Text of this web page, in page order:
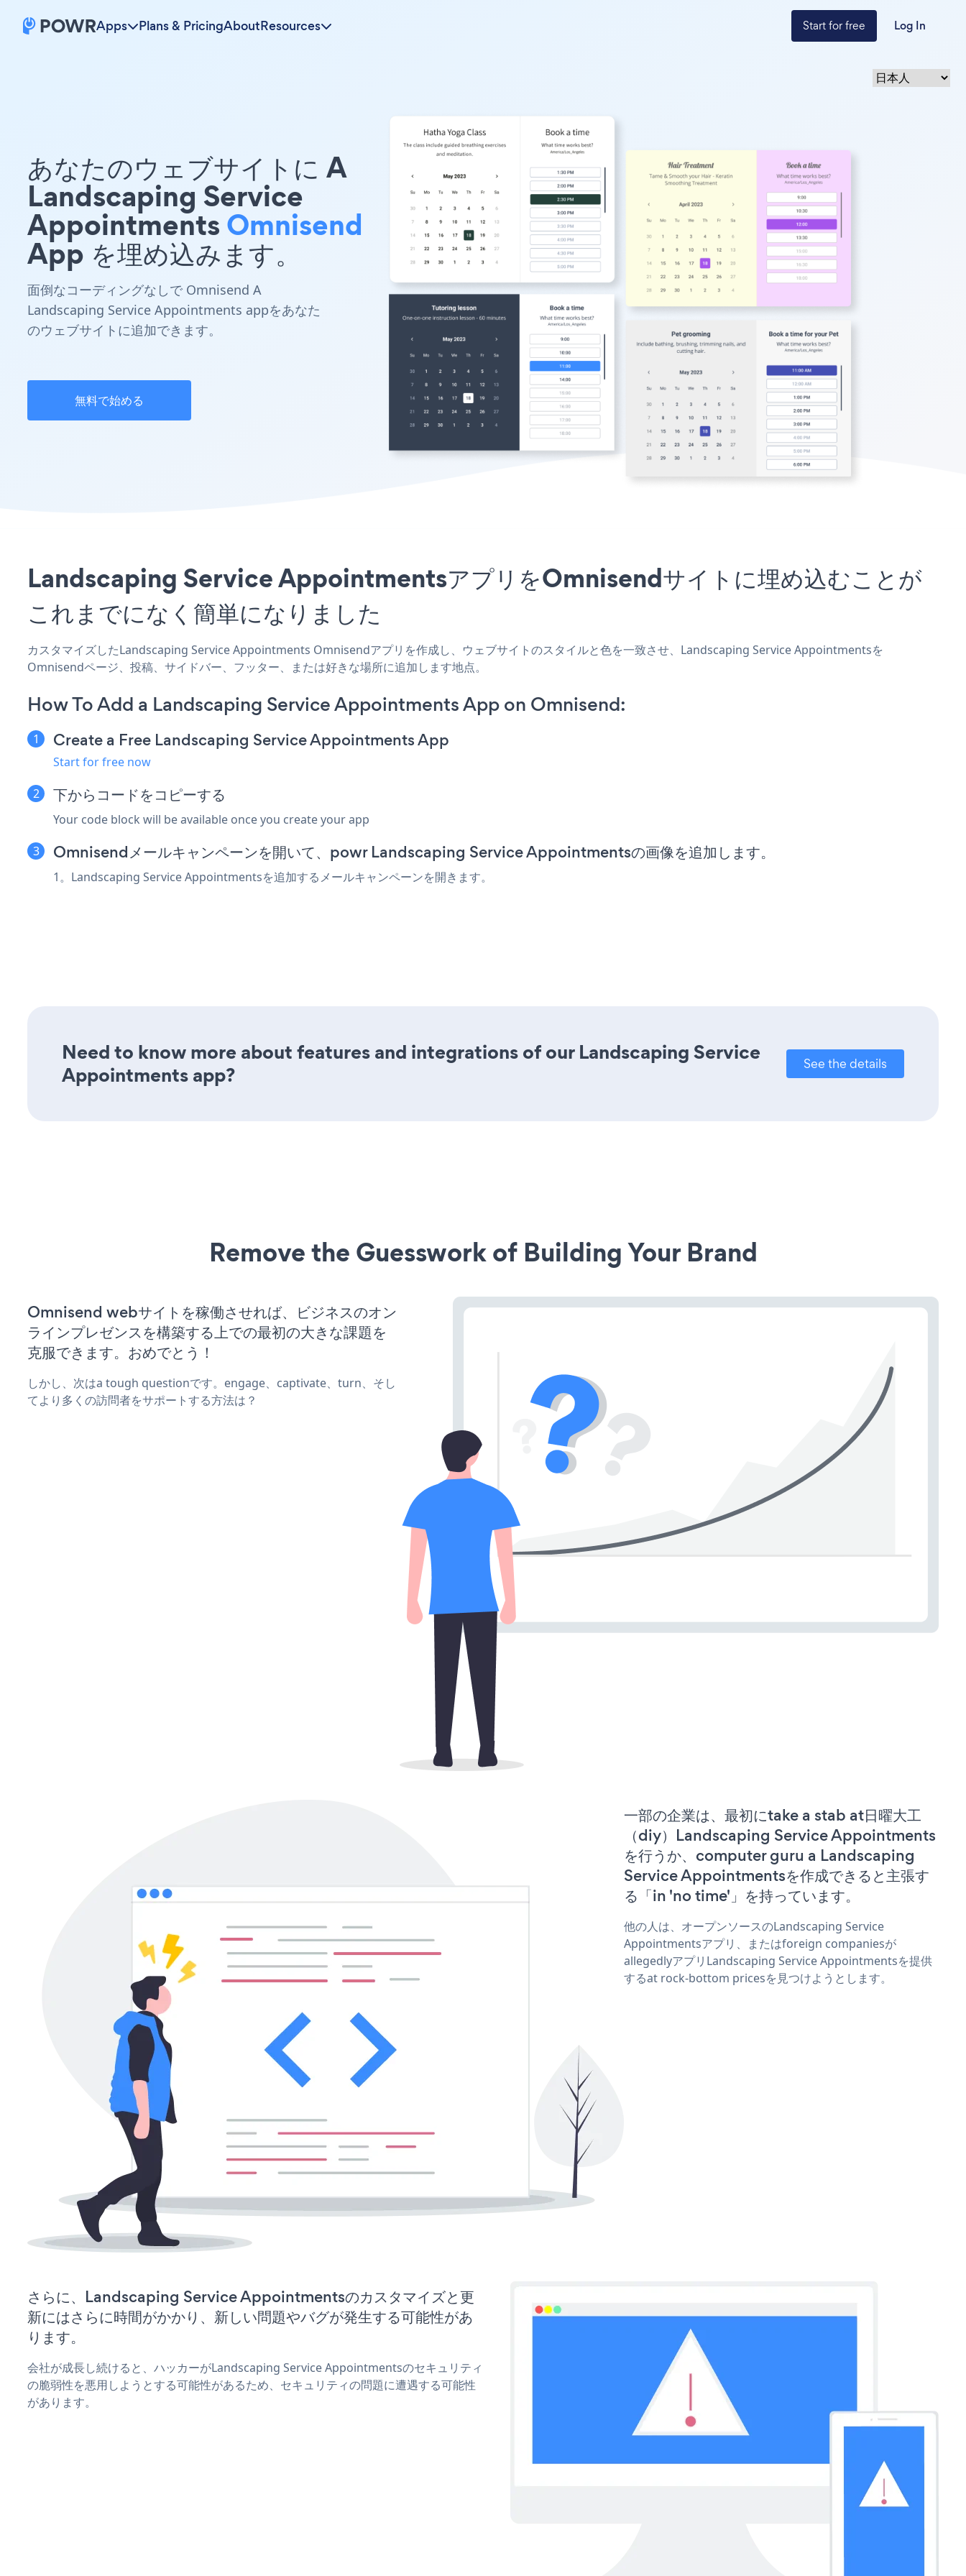
Apps Plans & PricingAboutResources Start for free Log In
あなたのウェブサイトに A
Landscaping Service
AppointmentsOmnisend
App を埋め込みます。
面倒なコーディングなしで Omnisend A
Landscaping Service Appointments appをあなた
のウェブサイトに追加できます。
無料で始める
Landscaping Service AppointmentsアプリをOmnisendサイトに埋め込むことが
これまでになく簡単になりました
カスタマイズしたLandscaping Service Appointments Omnisendアプリを作成し、ウェブサイトのスタイルと色を一致させ、Landscaping Service Appointmentsを
Omnisendページ、投稿、サイドバー、フッター、または好きな場所に追加します地点。
How To Add a Landscaping Service Appointments App on Omnisend:
Create a Free Landscaping Service Appointments App
Start for free now
下からコードをコピーする
Your code block will be available once you create your app
Omnisendメールキャンペーンを開いて、powr Landscaping Service Appointmentsの画像を追加します。
1。Landscaping Service Appointmentsを追加するメールキャンペーンを開きます。
Need to know more about features and integrations of our Landscaping Service
Appointments app?
See the details
Remove the Guesswork of Building Your Brand
Omnisend webサイトを稼働させれば、ビジネスのオン
ラインプレゼンスを構築する上での最初の大きな課題を
克服できます。おめでとう！
しかし、次はa tough questionです。engage、captivate、turn、そし
てより多くの訪問者をサポートする方法は？
一部の企業は、最初にtake a stab at日曜大工
（diy）Landscaping Service Appointments
を行うか、computer guru a Landscaping
Service Appointmentsを作成できると主張す
る「in 'no time'」を持っています。
他の人は、オープンソースのLandscaping Service
Appointmentsアプリ、またはforeign companiesが
allegedlyアプリLandscaping Service Appointmentsを提供
するat rock-bottom pricesを見つけようとします。
さらに、Landscaping Service Appointmentsのカスタマイズと更
新にはさらに時間がかかり、新しい問題やバグが発生する可能性があ
ります。
会社が成長し続けると、ハッカーがLandscaping Service Appointmentsのセキュリティ
の脆弱性を悪用しようとする可能性があるため、セキュリティの問題に遭遇する可能性
があります。